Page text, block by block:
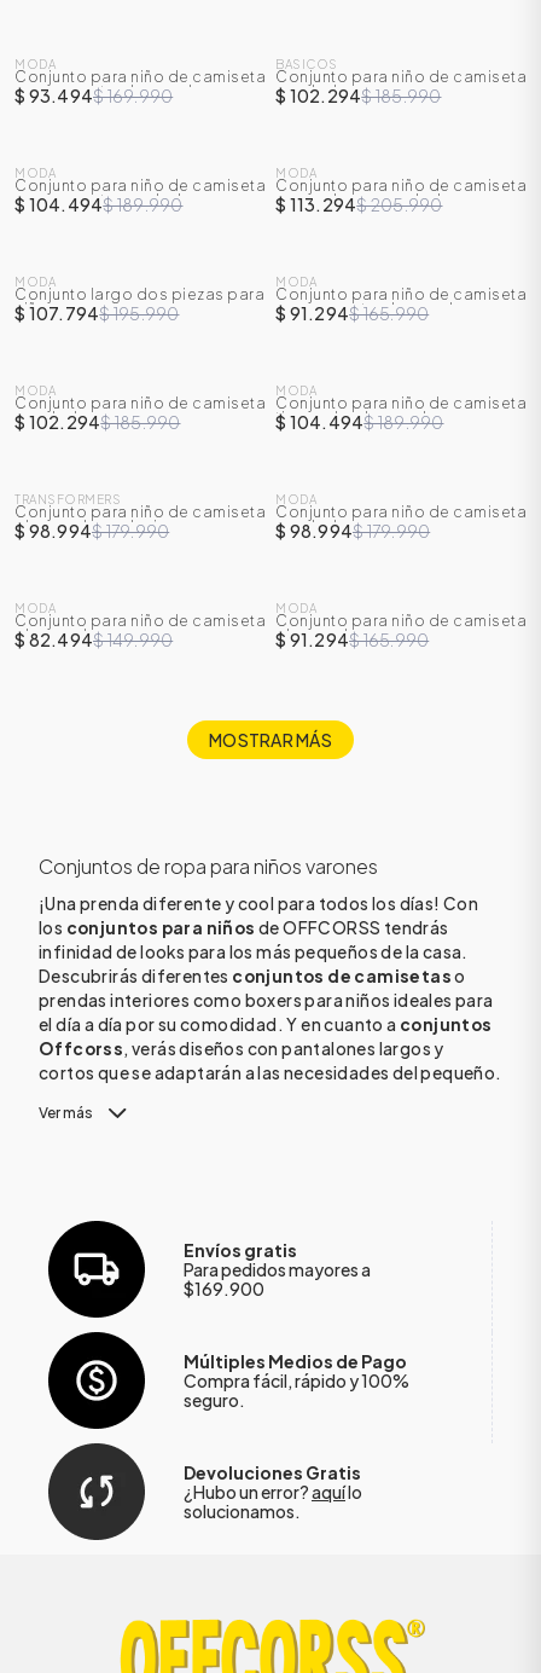
-45%
MODA
Conjunto para niño de camiseta
manga corta + bermuda
$ 93.494$ 169.990
-45%
BASICOS
Conjunto para niño de camiseta
y sudadera
$ 102.294$ 185.990
-45%
MODA
Conjunto para niño de camiseta
manga corta + sudadera
$ 104.494$ 189.990
-45%
MODA
Conjunto para niño de camiseta
manga larga + sudadera
$ 113.294$ 205.990
-45%
MODA
Conjunto largo dos piezas para
niño
$ 107.794$ 195.990
-45%
MODA
Conjunto para niño de camiseta
manga corta + bermuda
$ 91.294$ 165.990
-45%
MODA
Conjunto para niño de camiseta
+ sudadera
$ 102.294$ 185.990
-45%
MODA
Conjunto para niño de camiseta
tipo polo + bermuda
$ 104.494$ 189.990
-45%
TRANSFORMERS
Conjunto para niño de camiseta
y bermuda en denim
$ 98.994$ 179.990
-45%
MODA
Conjunto para niño de camiseta
y sudadera
$ 98.994$ 179.990
-45%
MODA
Conjunto para niño de camiseta
y bermuda
$ 82.494$ 149.990
-45%
MODA
Conjunto para niño de camiseta
y bermuda
$ 91.294$ 165.990
MOSTRAR MÁS
Conjuntos de ropa para niños varones
¡Una prenda diferente y cool para todos los días! Con
los conjuntos para niños de OFFCORSS tendrás
infinidad de looks para los más pequeños de la casa.
Descubrirás diferentes conjuntos de camisetaso
prendas interiores como boxers para niños ideales para
el día a día por su comodidad. Y en cuanto a conjuntos
Offcorss, verás diseños con pantalones largos y
cortos que se adaptarán a las necesidades del pequeño.
Ver más
Envíos gratis
Para pedidos mayores a
$169.900
Múltiples Medios de Pago
Compra fácil, rápido y 100%
seguro.
Devoluciones Gratis
¿Hubo un error?aquílo
solucionamos.